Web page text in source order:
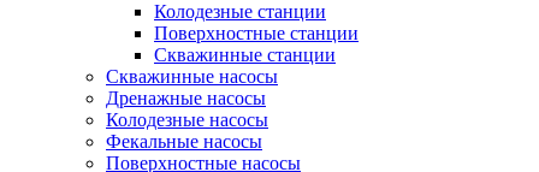
Колодезные станции
Поверхностные станции
Скважинные станции
Скважинные насосы
Дренажные насосы
Колодезные насосы
Фекальные насосы
Поверхностные насосы